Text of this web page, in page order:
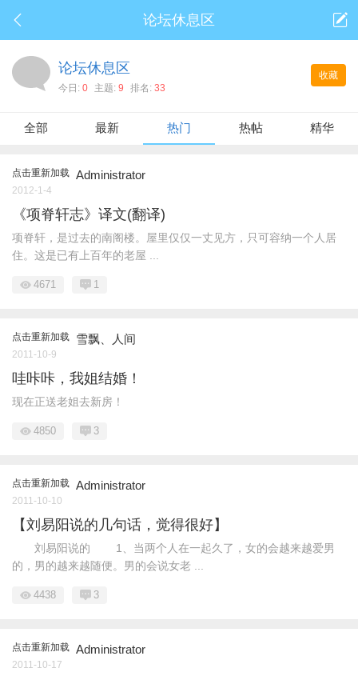
论坛休息区
收藏
论坛休息区
今日: 0 主题: 9 排名: 33
全部 最新 热门 热帖 精华
点击重新加载 Administrator
2012-1-4
《项脊轩志》译文(翻译)
项脊轩，是过去的南阁楼。屋里仅仅一丈见方，只可容纳一个人居
住。这是已有上百年的老屋 ...
4671 1
点击重新加载 雪飘、人间
2011-10-9
哇咔咔，我姐结婚！
现在正送老姐去新房！
4850 3
点击重新加载 Administrator
2011-10-10
【刘易阳说的几句话，觉得很好】
刘易阳说的 1、当两个人在一起久了，女的会越来越爱男
的，男的越来越随便。男的会说女老 ...
4438 3
点击重新加载 Administrator
2011-10-17